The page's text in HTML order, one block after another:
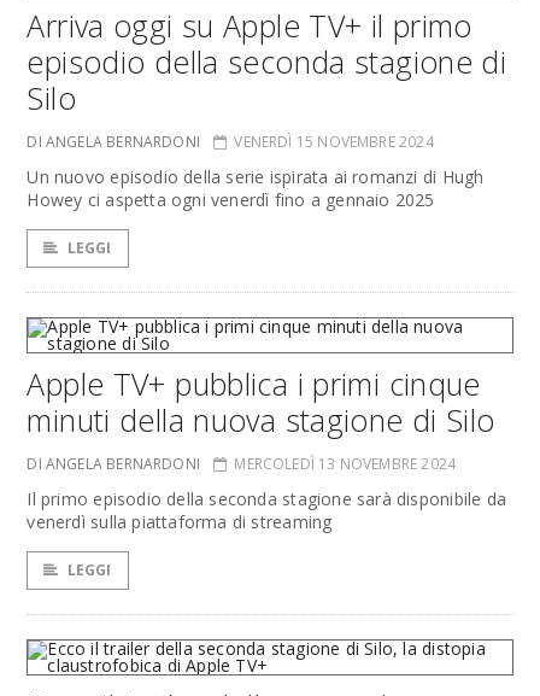
Arriva oggi su Apple TV+ il primo
episodio della seconda stagione di
Silo
DI ANGELA BERNARDONI VENERDÌ 15 NOVEMBRE 2024
Un nuovo episodio della serie ispirata ai romanzi di Hugh
Howey ci aspetta ogni venerdì fino a gennaio 2025
LEGGI
Apple TV+ pubblica i primi cinque
minuti della nuova stagione di Silo
DI ANGELA BERNARDONI MERCOLEDÌ 13 NOVEMBRE 2024
Il primo episodio della seconda stagione sarà disponibile da
venerdì sulla piattaforma di streaming
LEGGI